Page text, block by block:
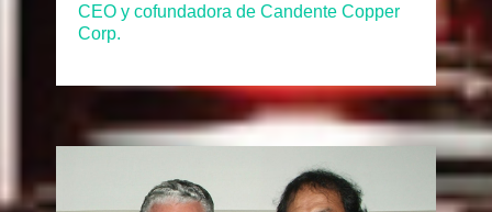
CEO y cofundadora de Candente Copper
Corp.